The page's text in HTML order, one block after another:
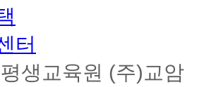
터
생교육원 (주)교암